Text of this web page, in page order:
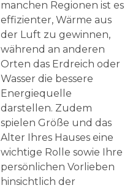
manchen Regionen ist es
effizienter, Wärme aus
der Luft zu gewinnen,
während an anderen
Orten das Erdreich oder
Wasser die bessere
Energiequelle
darstellen. Zudem
spielen Größe und das
Alter Ihres Hauses eine
wichtige Rolle sowie Ihre
persönlichen Vorlieben
hinsichtlich der